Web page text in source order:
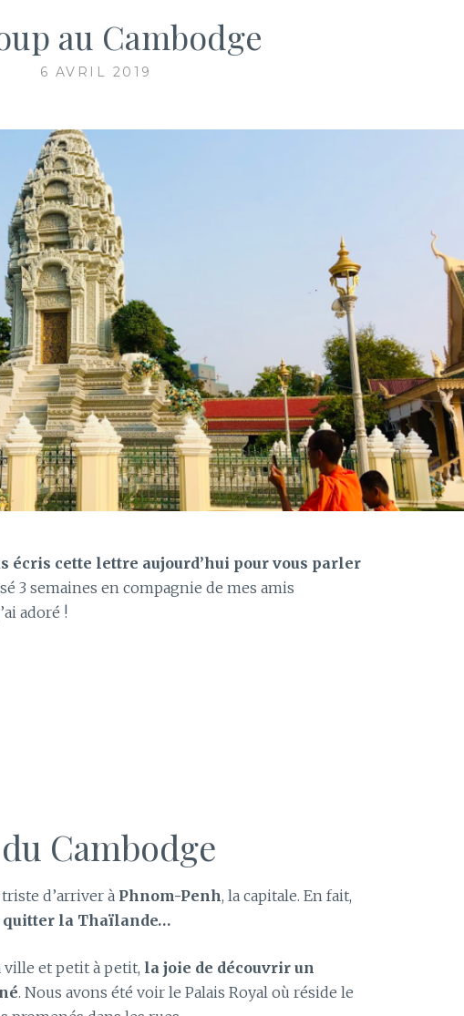
au Cambodge
6 AVRIL 2019
écris cette lettre aujourd’hui pour vous parler
3 semaines en compagnie de mes amis
adoré !
Cambodge
d’arriver à Phnom-Penh, la capitale. En fait,
quitter la Thaïlande…
ville et petit à petit, la joie de découvrir un
. Nous avons été voir le Palais Royal où réside le